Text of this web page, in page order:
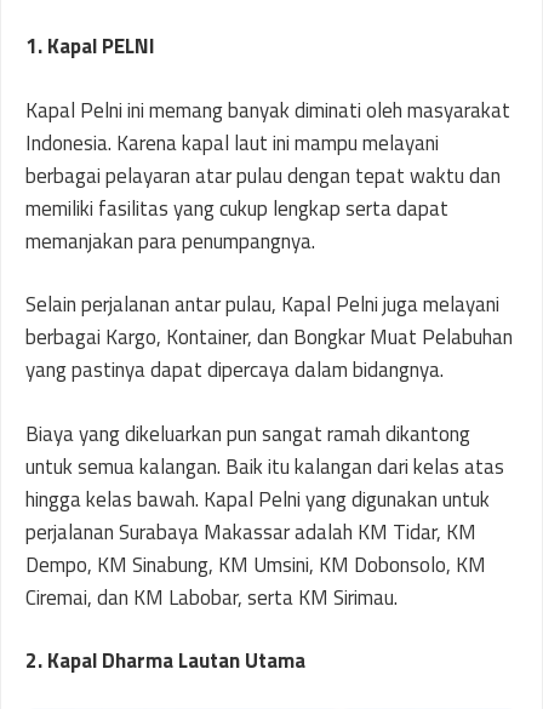
1. Kapal PELNI
Kapal Pelni ini memang banyak diminati oleh masyarakat
Indonesia. Karena kapal laut ini mampu melayani
berbagai pelayaran atar pulau dengan tepat waktu dan
memiliki fasilitas yang cukup lengkap serta dapat
memanjakan para penumpangnya.
Selain perjalanan antar pulau, Kapal Pelni juga melayani
berbagai Kargo, Kontainer, dan Bongkar Muat Pelabuhan
yang pastinya dapat dipercaya dalam bidangnya.
Biaya yang dikeluarkan pun sangat ramah dikantong
untuk semua kalangan. Baik itu kalangan dari kelas atas
hingga kelas bawah. Kapal Pelni yang digunakan untuk
perjalanan Surabaya Makassar adalah KM Tidar, KM
Dempo, KM Sinabung, KM Umsini, KM Dobonsolo, KM
Ciremai, dan KM Labobar, serta KM Sirimau.
2. Kapal Dharma Lautan Utama